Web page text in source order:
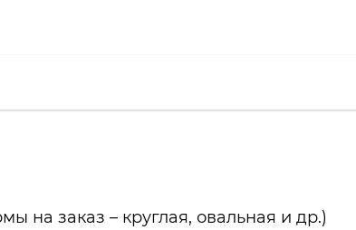
на заказ – круглая, овальная и др.)